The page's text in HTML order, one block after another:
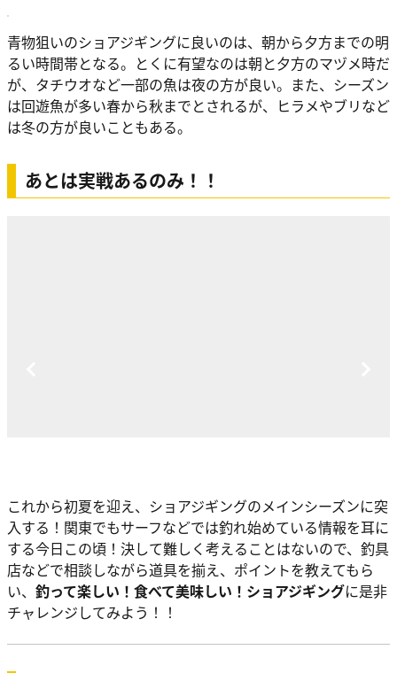
青物狙いのショアジギングに良いのは、朝から夕方までの明
るい時間帯となる。とくに有望なのは朝と夕方のマヅメ時だ
が、タチウオなど一部の魚は夜の方が良い。また、シーズン
は回遊魚が多い春から秋までとされるが、ヒラメやブリなど
は冬の方が良いこともある。
あとは実戦あるのみ！！
これから初夏を迎え、ショアジギングのメインシーズンに突
入する！関東でもサーフなどでは釣れ始めている情報を耳に
する今日この頃！決して難しく考えることはないので、釣具
店などで相談しながら道具を揃え、ポイントを教えてもら
い、 釣って楽しい！食べて美味しい！ショアジギングに是非
チャレンジしてみよう！！